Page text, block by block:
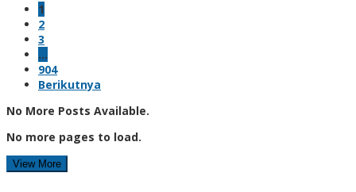
1
2
3
…
904
Berikutnya
No More Posts Available.
No more pages to load.
View More